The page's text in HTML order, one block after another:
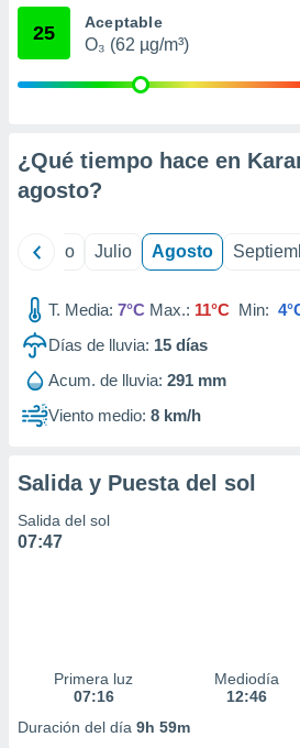
e
publicidad
1199
25 Aceptable
O₃ (62 µg/m³)
¿Qué tiempo hace en
agosto?
Junio Julio Agosto
T. Media: 7°C Max.: 11°C Min:
Días de lluvia: 15 días
Acum. de lluvia: 291 mm
Viento medio: 8 km/h
Salida y Puesta del sol
Salida del sol
07:47
Primera luz
07:16
Mediodía
12:46
Duración del día 9h 59m